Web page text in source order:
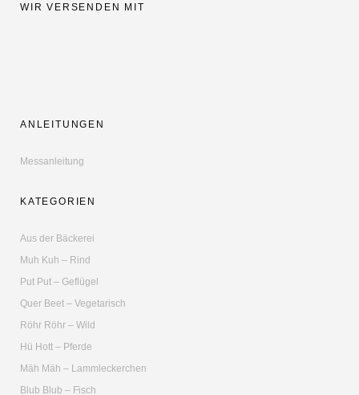
WIR VERSENDEN MIT
ANLEITUNGEN
Messanleitung
KATEGORIEN
Aus der Bäckerei
Muh Kuh – Rind
Put Put – Geflügel
Quer Beet – Vegetarisch
Röhr Röhr – Wild
Hü Hott – Pferde
Mäh Mäh – Lammleckerchen
Blub Blub – Fisch